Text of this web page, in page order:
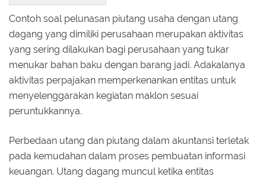
Contoh soal pelunasan piutang usaha dengan utang
dagang yang dimiliki perusahaan merupakan aktivitas
yang sering dilakukan bagi perusahaan yang tukar
menukar bahan baku dengan barang jadi. Adakalanya
aktivitas perpajakan memperkenankan entitas untuk
menyelenggarakan kegiatan maklon sesuai
peruntukkannya.
Perbedaan utang dan piutang dalam akuntansi terletak
pada kemudahan dalam proses pembuatan informasi
keuangan. Utang dagang muncul ketika entitas